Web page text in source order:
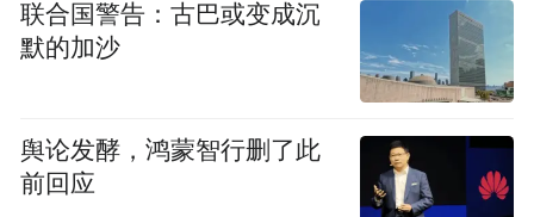
联合国警告：古巴或变成沉
默的加沙
舆论发酵，鸿蒙智行删了此
前回应